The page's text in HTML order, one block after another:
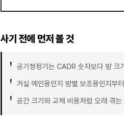
사기 전에 먼저 볼 것
공기청정기는 CADR 숫자보다 방 크
거실 메인용인지 방별 보조용인지부
공간 크기와 교체 비용처럼 오래 겪